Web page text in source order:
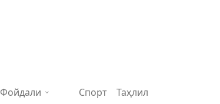
Фойдали
Спорт Таҳлил